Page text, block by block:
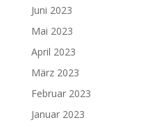
Juni 2023
Mai 2023
April 2023
März 2023
Februar 2023
Januar 2023